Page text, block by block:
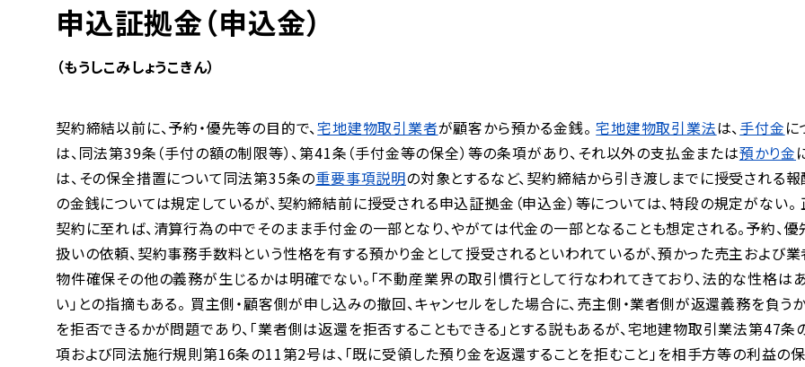
申込証拠金（申込金）
（もうしこみしょうこきん）
契約締結以前に、予約・優先等の目的で、宅地建物取引業者が顧客から預かる金銭。 宅地建物取引業法は、手付金に
は、同法第39条（手付の額の制限等）、第41条（手付金等の保全）等の条項があり、それ以外の支払金または預かり金
は、その保全措置について同法第35条の重要事項説明の対象とするなど、契約締結から引き渡しまでに授受される
の金銭については規定しているが、契約締結前に授受される申込証拠金（申込金）等については、特段の規定がない。
契約に至れば、清算行為の中でそのまま手付金の一部となり、やがては代金の一部となることも想定される。予約、
扱いの依頼、契約事務手数料という性格を有する預かり金として授受されるといわれているが、預かった売主および
物件確保その他の義務が生じるかは明確でない。「不動産業界の取引慣行として行なわれてきており、法的な性格は
い」との指摘もある。 買主側・顧客側が申し込みの撤回、キャンセルをした場合に、売主側・業者側が返還義務を負う
を拒否できるかが問題であり、「業者側は返還を拒否することもできる」とする説もあるが、宅地建物取引業法第47条
項および同法施行規則第16条の11第2号は、「既に受領した預り金を返還することを拒むこと」を相手方等の利益の